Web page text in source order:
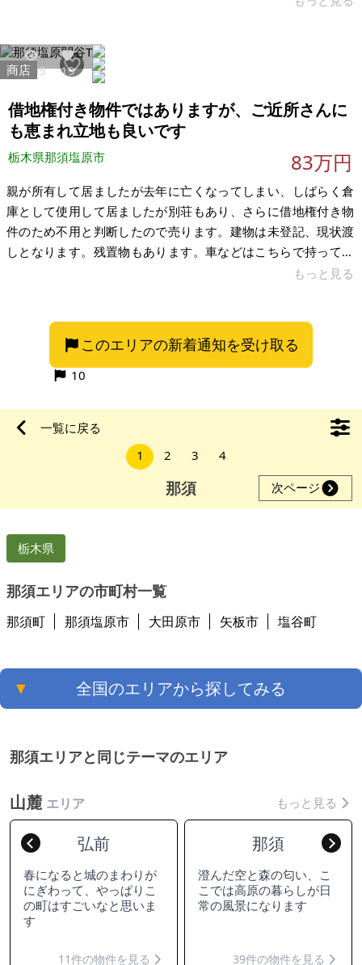
います。温泉行きのバスが通るメイン道路からほんの少し入っ
ただけで、道の両側が樹木に囲まれており、静かで鳥の声がよ
く聞こえ、別荘感が感じられる場所です。 私自身が「ここに
ロッジを建てられたらいいのに」と思うよ
4605 19
商店
借地権付き物件ではありますが、ご近所さんに
も恵まれ立地も良いです
栃木県那須塩原市 83万円
親が所有して居ましたが去年に亡くなってしまい、しばらく倉
庫として使用して居ましたが別荘もあり、さらに借地権付き物
件のため不用と判断したので売ります。建物は未登記、現状渡
しとなります。残置物もあります。車などはこちらで持って行
きます。修繕や片付け前提にはなりますが、DIY用、倉庫、趣味
ては、引受者様側でご対応をお願いいたします。当方では専門
的な代理対応はできません。地主様の連絡先は調べてあります
ので、現地確認の際にお伝えします。かなり古い物件のため、
もっと見る
このエリアの新着通知を受け取る
10
一覧に戻る
1
2 3 4
那須 次ページ
栃木県
那須エリアの市町村一覧
那須町 那須塩原市 大田原市 矢板市 塩谷町
▼ 全国のエリアから探してみる
那須エリアと同じテーマのエリア
山麓 エリア もっと見る
Previous弘前
春になると城のまわりが
にぎわって、やっぱりこ
の町はすごいなと思いま
す
11件の物件を見る
那須
澄んだ空と森の匂い、こ
こでは高原の暮らしが日
常の風景になります
39件の物件を見る